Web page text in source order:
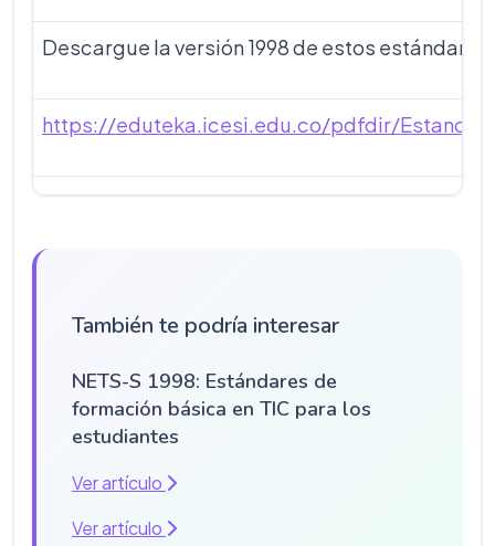
Descargue la versión 1998 de estos
https://eduteka.icesi.edu.co/pdfdir/
También te podría interesar
NETS-S 1998: Estándares de
formación básica en TIC para los
estudiantes
Ver artículo
Ver artículo